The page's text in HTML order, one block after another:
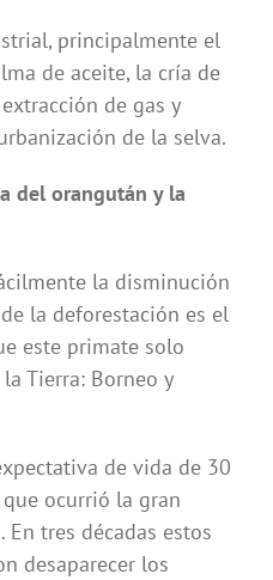
principalmente el
de aceite, la cría de
de gas y
de la selva.
del orangután y la
la disminución
la deforestación es el
este primate solo
Tierra: Borneo y
de vida de 30
ocurrió la gran
tres décadas estos
desaparecer los